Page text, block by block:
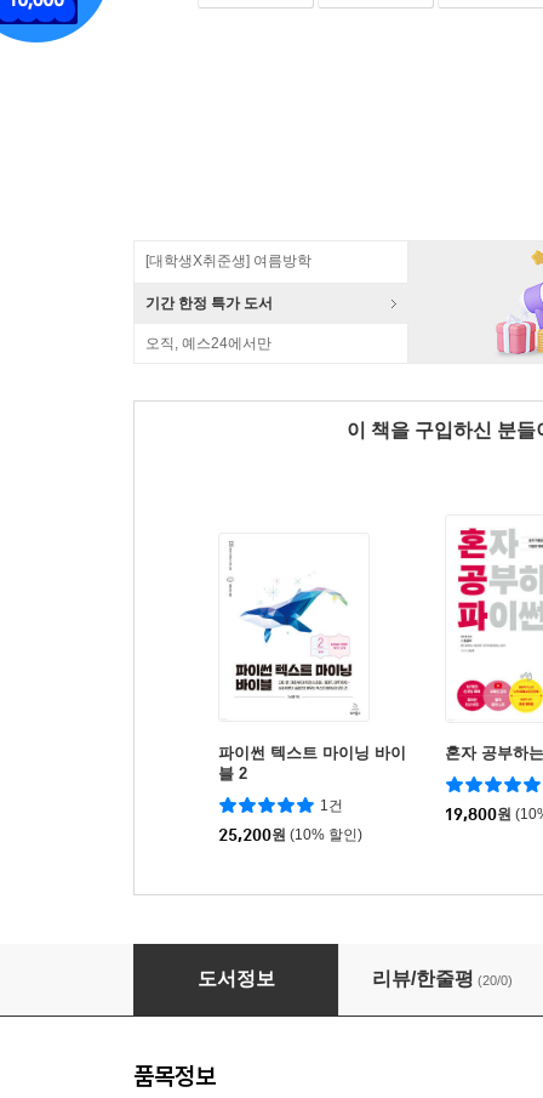
[대학생X취준생] 여름방학
기간 한정 특가 도서
오직, 예스24에서만
이 책을 구입하신 분
파이썬 텍스트 마이닝 바이
블 2
1건
25,200원 (10% 할인)
혼자 공부하
19,800원
나의 첫 알고리즘+자료구조 with 파이썬
도서정보 리뷰/한줄평 (20/0)
품목정보